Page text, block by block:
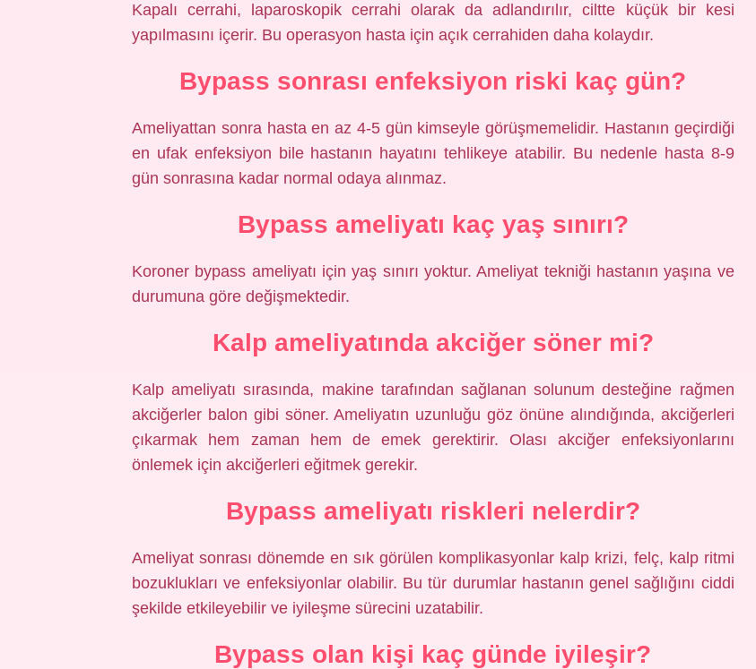
Kapalı cerrahi, laparoskopik cerrahi olarak da adlandırılır, ciltte küçük bir kesi
yapılmasını içerir. Bu operasyon hasta için açık cerrahiden daha kolaydır.
Bypass sonrası enfeksiyon riski kaç gün?
Ameliyattan sonra hasta en az 4-5 gün kimseyle görüşmemelidir. Hastanın geçirdiği
en ufak enfeksiyon bile hastanın hayatını tehlikeye atabilir. Bu nedenle hasta 8-9
gün sonrasına kadar normal odaya alınmaz.
Bypass ameliyatı kaç yaş sınırı?
Koroner bypass ameliyatı için yaş sınırı yoktur. Ameliyat tekniği hastanın yaşına ve
durumuna göre değişmektedir.
Kalp ameliyatında akciğer söner mi?
Kalp ameliyatı sırasında, makine tarafından sağlanan solunum desteğine rağmen
akciğerler balon gibi söner. Ameliyatın uzunluğu göz önüne alındığında, akciğerleri
çıkarmak hem zaman hem de emek gerektirir. Olası akciğer enfeksiyonlarını
önlemek için akciğerleri eğitmek gerekir.
Bypass ameliyatı riskleri nelerdir?
Ameliyat sonrası dönemde en sık görülen komplikasyonlar kalp krizi, felç, kalp ritmi
bozuklukları ve enfeksiyonlar olabilir. Bu tür durumlar hastanın genel sağlığını ciddi
şekilde etkileyebilir ve iyileşme sürecini uzatabilir.
Bypass olan kişi kaç günde iyileşir?